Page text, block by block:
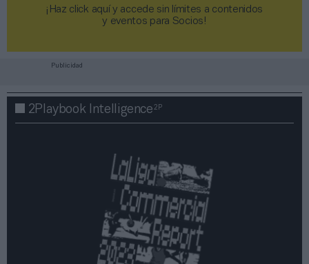
¡Haz click aquí y accede sin límites a contenidos
y eventos para Socios!​​​​​​​
Publicidad
2Playbook Intelligence2P